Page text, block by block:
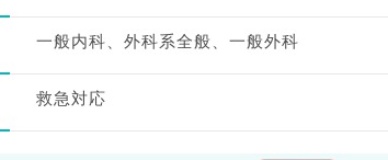
一般内科、外科系全般、一般外科
救急対応